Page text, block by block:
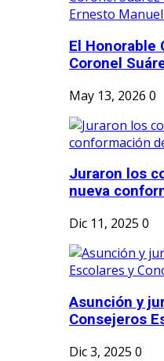
El Honorable
Coronel
May 13, 2026 0
Juraron los
nueva
Dic 11, 2025 0
Asunción y
Consejeros
Dic 3, 2025 0